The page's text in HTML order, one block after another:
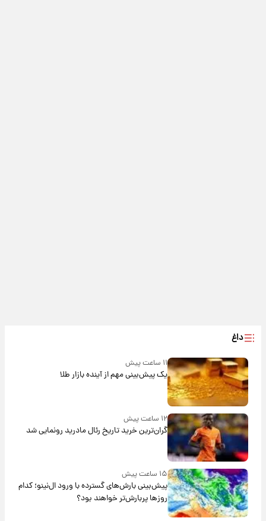
داغ
۱۱ ساعت پیش
یک پیش‌بینی مهم از آینده بازار طلا
۱۲ ساعت پیش
گران‌ترین خرید تاریخ رئال مادرید رونمایی شد
۱۵ ساعت پیش
پیش‌بینی بارش‌های گسترده با ورود ال‌نینو؛ کدام
روزها پربارش‌تر خواهند بود؟